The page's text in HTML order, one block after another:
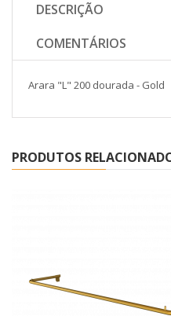
DESCRIÇÃO
COMENTÁRIOS
Arara "L" 200 dourada - Gold
PRODUTOS